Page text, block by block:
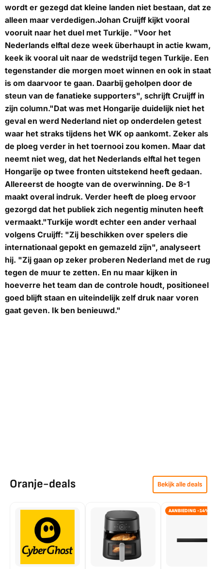
wordt er gezegd dat kleine landen niet bestaan, dat ze
alleen maar verdedigen.Johan Cruijff kijkt vooral
vooruit naar het duel met Turkije. "Voor het
Nederlands elftal deze week überhaupt in actie kwam,
keek ik vooral uit naar de wedstrijd tegen Turkije. Een
tegenstander die morgen moet winnen en ook in staat
is om daarvoor te gaan. Daarbij geholpen door de
steun van de fanatieke supporters", schrijft Cruijff in
zijn column."Dat was met Hongarije duidelijk niet het
geval en werd Nederland niet op onderdelen getest
waar het straks tijdens het WK op aankomt. Zeker als
de ploeg verder in het toernooi zou komen. Maar dat
neemt niet weg, dat het Nederlands elftal het tegen
Hongarije op twee fronten uitstekend heeft gedaan.
Allereerst de hoogte van de overwinning. De 8-1
maakt overal indruk. Verder heeft de ploeg ervoor
gezorgd dat het publiek zich negentig minuten heeft
vermaakt."Turkije wordt echter een ander verhaal
volgens Cruijff: "Zij beschikken over spelers die
internationaal gepokt en gemazeld zijn", analyseert
hij. "Zij gaan op zeker proberen Nederland met de rug
tegen de muur te zetten. En nu maar kijken in
hoeverre het team dan de controle houdt, positioneel
goed blijft staan en uiteindelijk zelf druk naar voren
gaat geven. Ik ben benieuwd."
Oranje-deals Bekijk alle deals
AANBIEDING -14%